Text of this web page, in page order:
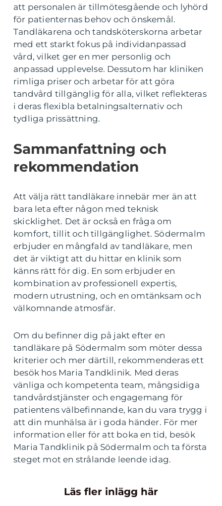
att personalen är tillmötesgående och lyhörd
för patienternas behov och önskemål.
Tandläkarena och tandsköterskorna arbetar
med ett starkt fokus på individanpassad
vård, vilket ger en mer personlig och
anpassad upplevelse. Dessutom har kliniken
rimliga priser och arbetar för att göra
tandvård tillgänglig för alla, vilket reflekteras
i deras flexibla betalningsalternativ och
tydliga prissättning.
Sammanfattning och
rekommendation
Att välja rätt tandläkare innebär mer än att
bara leta efter någon med teknisk
skicklighet. Det är också en fråga om
komfort, tillit och tillgänglighet. Södermalm
erbjuder en mångfald av tandläkare, men
det är viktigt att du hittar en klinik som
känns rätt för dig. En som erbjuder en
kombination av professionell expertis,
modern utrustning, och en omtänksam och
välkomnande atmosfär.
Om du befinner dig på jakt efter en
tandläkare på Södermalm som möter dessa
kriterier och mer därtill, rekommenderas ett
besök hos Maria Tandklinik. Med deras
vänliga och kompetenta team, mångsidiga
tandvårdstjänster och engagemang för
patientens välbefinnande, kan du vara trygg i
att din munhälsa är i goda händer. För mer
information eller för att boka en tid, besök
Maria Tandklinik på Södermalm och ta första
steget mot en strålande leende idag.
Läs fler inlägg här